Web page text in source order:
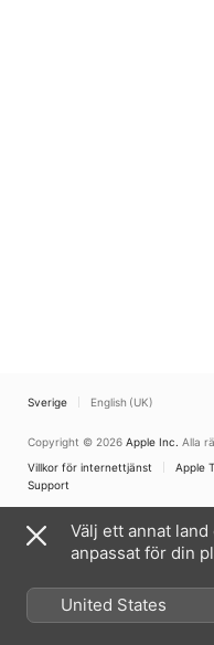
Sverige English (UK)
Copyright © 2026 Apple Inc. Alla
Villkor för internettjänst
Apple
Support
Välj ett annat
anpassat för din
United States